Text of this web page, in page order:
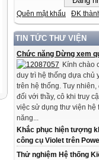
Quên mật khẩu ĐK
TIN TỨC THƯ VIỆN
Chức năng Dừng xem
Kính chào
duy trì hệ thống dựa chủ
trên hệ thống. Tuy
đối với thầy, cô khi truy
việc sử dụng thư viện hệ
năng...
Khắc phục hiện tượng
công cụ Violet trên
Thử nghiệm Hệ thống